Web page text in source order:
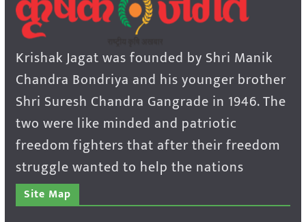
Krishak Jagat was founded by Shri Manik
Chandra Bondriya and his younger brother
Shri Suresh Chandra Gangrade in 1946. The
two were like minded and patriotic
freedom fighters that after their freedom
struggle wanted to help the nations
Site Map